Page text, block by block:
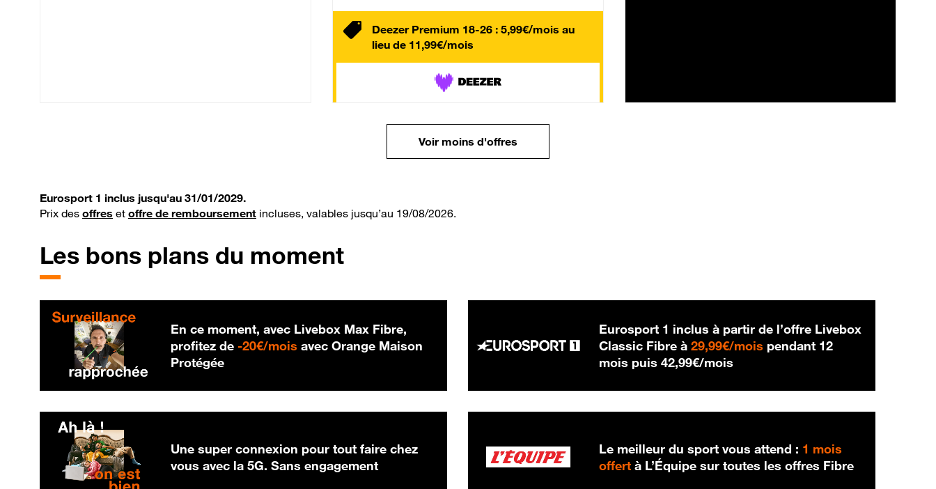
Deezer Premium 18-26 : 5,99€/mois au
lieu de 11,99€/mois
Voir moins d'offres
Eurosport 1 inclus jusqu'au 31/01/2029.
Prix des offres et offre de remboursement incluses, valables jusqu’au 19/08/2026.
Les bons plans du moment
En ce moment, avec Livebox Max Fibre,
profitez de -20€/mois 20 € par mois
avec Orange Maison
Protégée
Eurosport 1 inclus à partir de l’offre Livebox
Classic Fibre à29,99€/mois 29,99 € par mois
pendant 12
mois puis42,99€/mois
Une super connexion pour tout faire chez
vous avec la 5G. Sans engagement
Le meilleur du sport vous attend : 1 mois
offert à L’Équipe sur toutes les offres Fibre